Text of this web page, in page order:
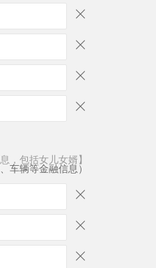
，包括女儿女婿】
车辆等金融信息）